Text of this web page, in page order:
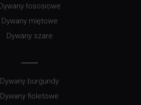
łososiowe
Dywany miętowe
Dywany szare
Dywany burgundy
Dywany fioletowe